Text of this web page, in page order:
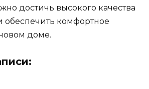
достичь высокого качества
обеспечить комфортное
доме.